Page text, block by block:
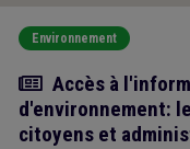
Environnement
Article
Accès à
d'environnement:
citoyens et